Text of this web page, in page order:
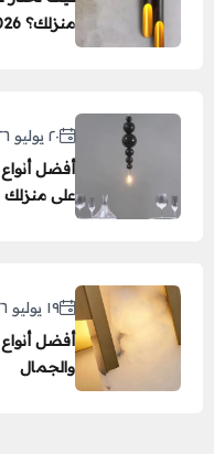
منزلك؟ 2026
٢٠ يوليو ٢٠٢٦
أفضل أنواع
على منزلك
١٩ يوليو ٢٠٢٦
أفضل أنواع
والجمال